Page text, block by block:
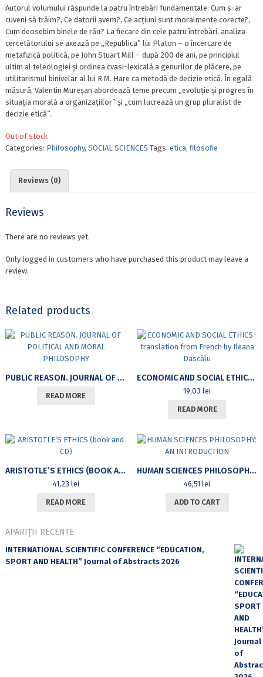
Autorul volumului răspunde la patru întrebări fundamentale: Cum s-ar
cuveni să trăim?, Ce datorii avem?, Ce acțiuni sunt moralmente corecte?,
Cum deosebim binele de rău? La fiecare din cele patru întrebări, analiza
cercetătorului se axează pe „Republica” lui Platon – o încercare de
metafizică politică, pe John Stuart Mill – după 200 de ani, pe principiul
ultim al teleologiei și ordinea cvasi-lexicală a genurilor de plăcere, pe
utilitarismul binivelar al lui R.M. Hare ca metodă de decizie etică. În egală
măsură, Valentin Mureșan abordează teme precum „evoluție și progres în
situația morală a organizațiilor” și „cum lucrează un grup pluralist de
decizie etică”.
Out of stock
Categories: Philosophy, SOCIAL SCIENCES Tags: etica, filosofie
Reviews (0)
Reviews
There are no reviews yet.
Only logged in customers who have purchased this product may leave a
review.
Related products
PUBLIC REASON. JOURNAL OF POLITICAL AND MORAL PHILOSOPHY
READ MORE
ECONOMIC AND SOCIAL ETHICS-TRANSLATION FROM FRENCH BY ILEANA DASCĂLU
19,03 lei
READ MORE
ARISTOTLE’S ETHICS (BOOK AND CD)
41,23 lei
READ MORE
HUMAN SCIENCES PHILOSOPHY: AN INTRODUCTION
46,51 lei
ADD TO CART
APARIȚII RECENTE
INTERNATIONAL SCIENTIFIC CONFERENCE “EDUCATION,
SPORT AND HEALTH” Journal of Abstracts 2026